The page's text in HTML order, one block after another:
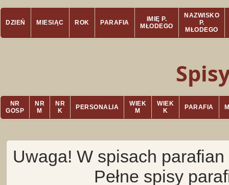
DZIEŃ MIESIĄC ROK PARAFIA
IMIĘ P.
MŁODEGO
NAZWISKO
P.
MŁODEGO
NR
GOSP
NR
M
NR
K
PERSONALIA
WIEK
M
WIEK
K
PARAFIA
Uwaga! W spisach
Pełne spisy